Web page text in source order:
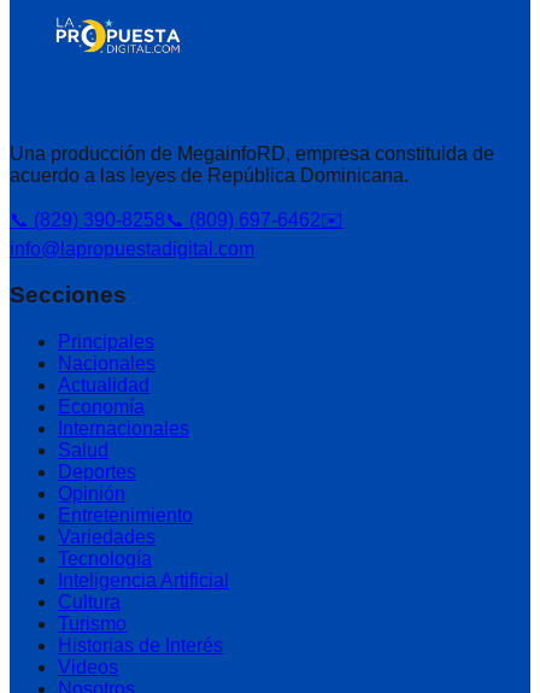
Una producción de MegainfoRD, empresa constituida de
acuerdo a las leyes de República Dominicana.
📞 (829) 390-8258📞 (809) 697-6462✉️
info@lapropuestadigital.com
Secciones
Principales
Nacionales
Actualidad
Economía
Internacionales
Salud
Deportes
Opinión
Entretenimiento
Variedades
Tecnología
Inteligencia Artificial
Cultura
Turismo
Historias de Interés
Videos